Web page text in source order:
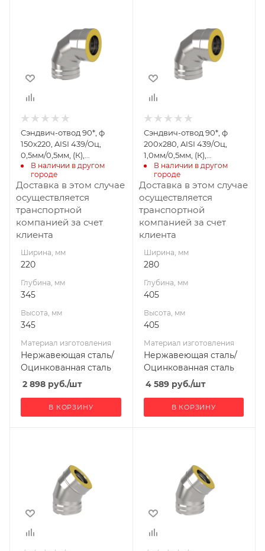
Глубина, мм
Высота, мм
345
Материал
Нержавеющая
сталь/
Оцинкованная
сталь
Производитель
УМК
Сэндвич-отвод 90*, ф
150х220, AISI 439/Оц,
0,5мм/0,5мм, (К),
удл=60мм
В наличии в другом
городе
Доставка в этом случае
осуществляется
транспортной
компанией за счет
клиента
Ширина, мм
220
Глубина, мм
345
Высота, мм
345
Материал изготовления
Нержавеющая сталь/
Оцинкованная сталь
2 898 руб./шт
В КОРЗИНУ
Глубина, мм
Высота, мм
405
Материал
Нержавеющая
сталь/
Оцинкованная
сталь
Производитель
УМК
Сэндвич-отвод 90*, ф
200х280, AISI 439/Оц,
1,0мм/0,5мм, (К),
удл=60мм
В наличии в другом
городе
Доставка в этом случае
осуществляется
транспортной
компанией за счет
клиента
Ширина, мм
280
Глубина, мм
405
Высота, мм
405
Материал изготовления
Нержавеющая сталь/
Оцинкованная сталь
4 589руб./шт
В КОРЗИНУ
Глубина, мм
Высота, мм
320
Материал
Глубина, мм
Высота, мм
341
Материал